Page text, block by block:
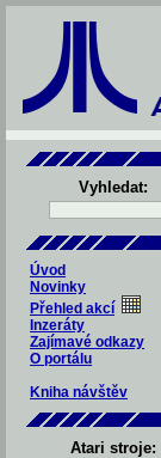
Vyhledat:
Úvod
Novinky
Přehled akcí
Inzeráty
Zajímavé odkazy
O portálu
Kniha návštěv
Atari stroje: